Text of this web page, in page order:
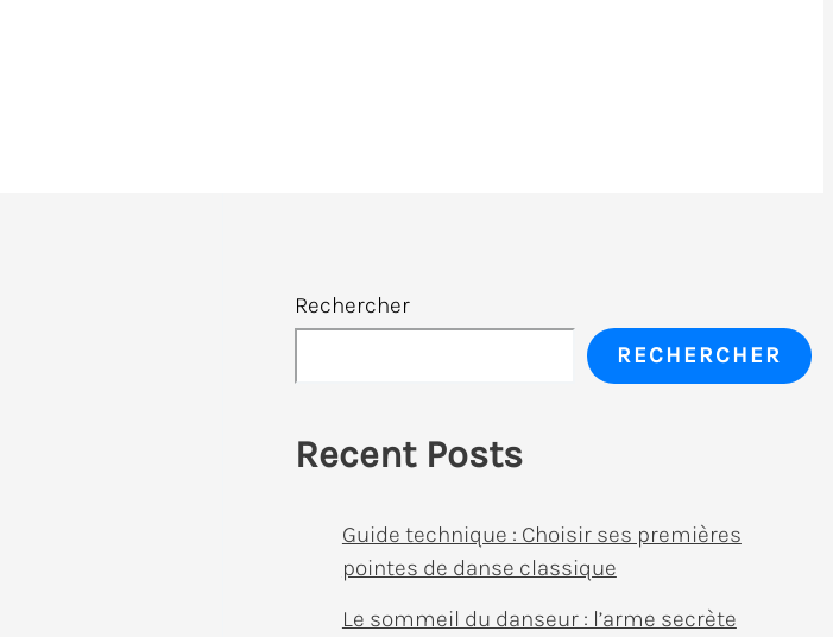
Rechercher
RECHERCHER
Recent Posts
Guide technique : Choisir ses premières
pointes de danse classique
Le sommeil du danseur : l’arme secrète